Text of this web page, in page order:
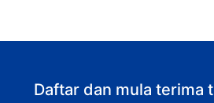
Daftar dan mula terima